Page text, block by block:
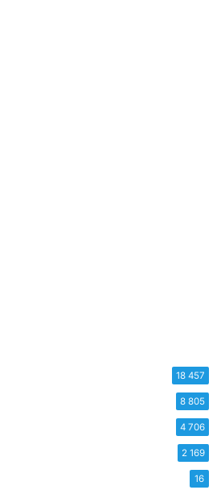
18 457
8 805
4 706
2 169
16